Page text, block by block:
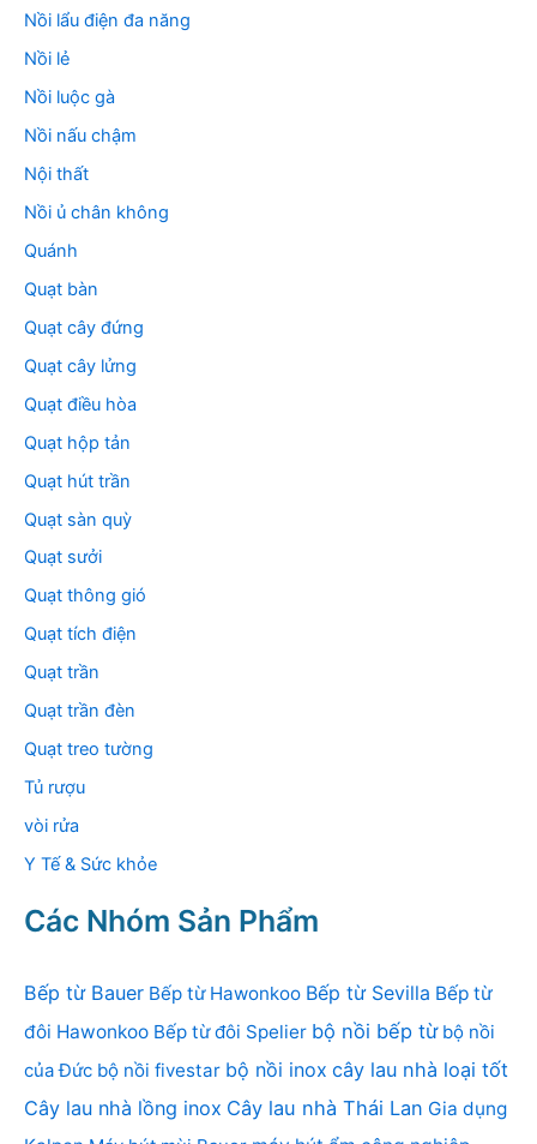
Nồi lẩu điện đa năng
Nồi lẻ
Nồi luộc gà
Nồi nấu chậm
Nội thất
Nồi ủ chân không
Quánh
Quạt bàn
Quạt cây đứng
Quạt cây lửng
Quạt điều hòa
Quạt hộp tản
Quạt hút trần
Quạt sàn quỳ
Quạt sưởi
Quạt thông gió
Quạt tích điện
Quạt trần
Quạt trần đèn
Quạt treo tường
Tủ rượu
vòi rửa
Y Tế & Sức khỏe
Các Nhóm Sản Phẩm
Bếp từ Bauer Bếp từ Hawonkoo Bếp từ Sevilla Bếp từ
đôi Hawonkoo Bếp từ đôi Spelier bộ nồi bếp từ bộ nồi
của Đức bộ nồi fivestar bộ nồi inox cây lau nhà loại tốt
Cây lau nhà lồng inox Cây lau nhà Thái Lan Gia dụng